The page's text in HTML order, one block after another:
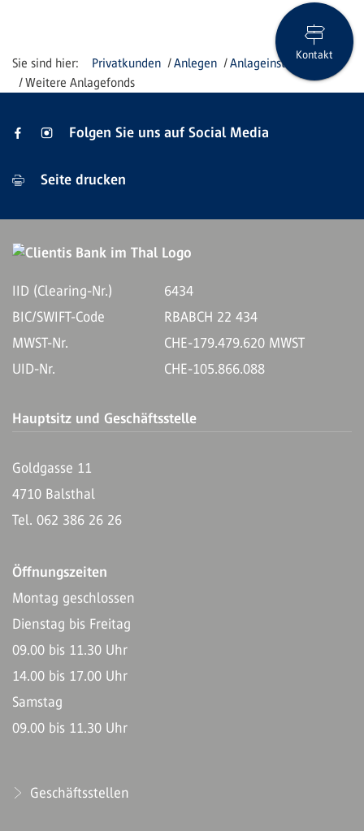
Privatkunden Anlegen
Anlageinstrumente
Weitere Anlagefonds
Kontakt
Folgen Sie uns auf Social Media
Seite drucken
IID (Clearing-Nr.)
6434
BIC/SWIFT-Code
RBABCH 22 434
MWST-Nr.
CHE-179.479.620 MWST
UID-Nr.
CHE-105.866.088
Hauptsitz und Geschäftsstelle
Goldgasse 11
4710 Balsthal
Tel. 062 386 26 26
Öffnungszeiten
Montag geschlossen
Dienstag bis Freitag
09.00 bis 11.30 Uhr
14.00 bis 17.00 Uhr
Samstag
09.00 bis 11.30 Uhr
Geschäftsstellen